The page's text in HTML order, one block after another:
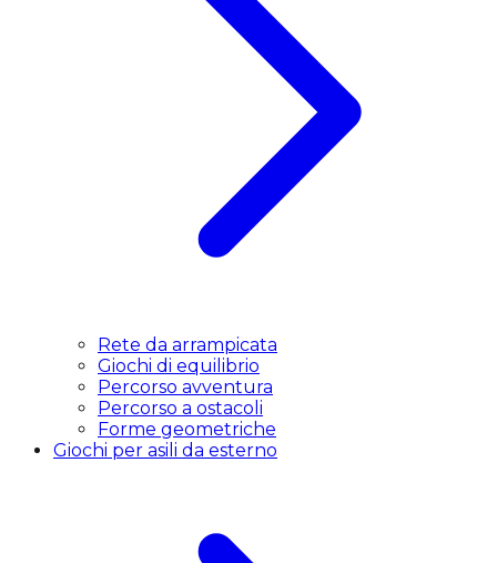
Rete da arrampicata
Giochi di equilibrio
Percorso avventura
Percorso a ostacoli
Forme geometriche
Giochi per asili da esterno